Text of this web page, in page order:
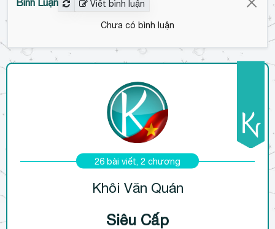
Bình Luận Viết bình luận
Chưa có bình luận
26 bài viết, 2 chương
Khôi Văn Quán
Siêu Cấp